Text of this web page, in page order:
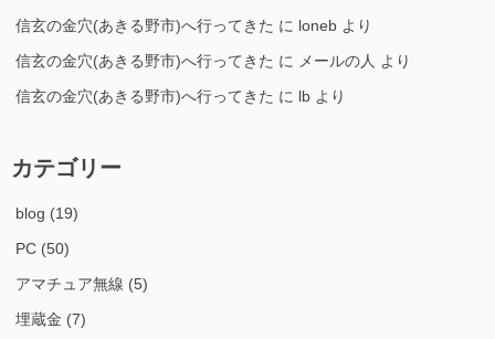
信玄の金穴(あきる野市)へ行ってきた に loneb より
信玄の金穴(あきる野市)へ行ってきた に メールの人 より
信玄の金穴(あきる野市)へ行ってきた に lb より
カテゴリー
blog (19)
PC (50)
アマチュア無線 (5)
埋蔵金 (7)